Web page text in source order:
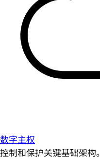
数字主权
控制和保护关键基础架构。